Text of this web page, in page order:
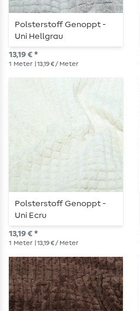
Polsterstoff Genoppt -
Uni Hellgrau
13,19 € *
1 Meter | 13,19 € / Meter
Polsterstoff Genoppt -
Uni Ecru
13,19 € *
1 Meter | 13,19 € / Meter